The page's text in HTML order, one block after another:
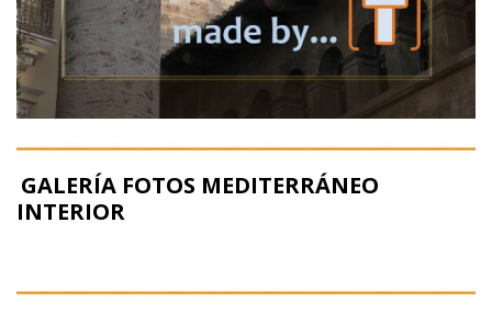
GALERÍA FOTOS MEDITERRÁNEO
INTERIOR